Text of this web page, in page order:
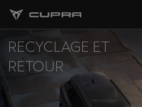
RECYCLAGE ET
RETOUR